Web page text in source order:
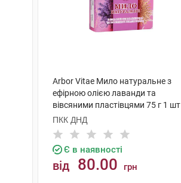
Arbor Vitae Мило натуральне з
ефірною олією лаванди та
вівсяними пластівцями 75 г 1 шт
ПКК ДНД
Є в наявності
від 80.00 грн